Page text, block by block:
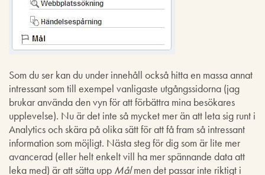
Som du ser kan du under innehåll också hitta en massa annat
intressant som till exempel vanligaste utgångssidorna (jag
brukar använda den vyn för att förbättra mina besökares
upplevelse). Nu är det inte så mycket mer än att leta sig runt i
Analytics och skära på olika sätt för att få fram så intressant
information som möjligt. Nästa steg för dig som är lite mer
avancerad (eller helt enkelt vill ha mer spännande data att
leka med) är att sätta upp Målmen det passar inte riktigt i